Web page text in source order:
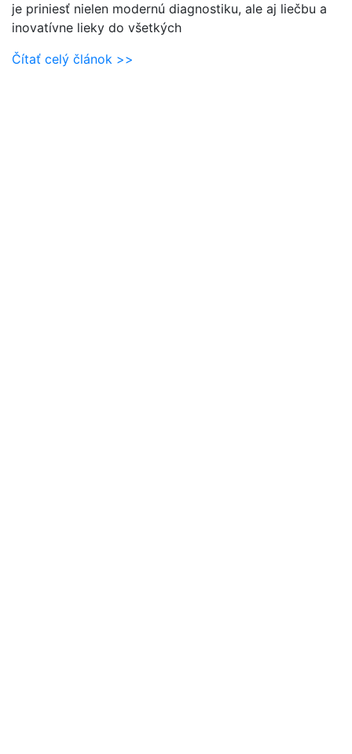
je priniesť nielen modernú diagnostiku, ale aj liečbu a
inovatívne lieky do všetkých
Čítať celý článok >>